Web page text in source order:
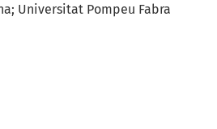
Universitat Pompeu Fabra